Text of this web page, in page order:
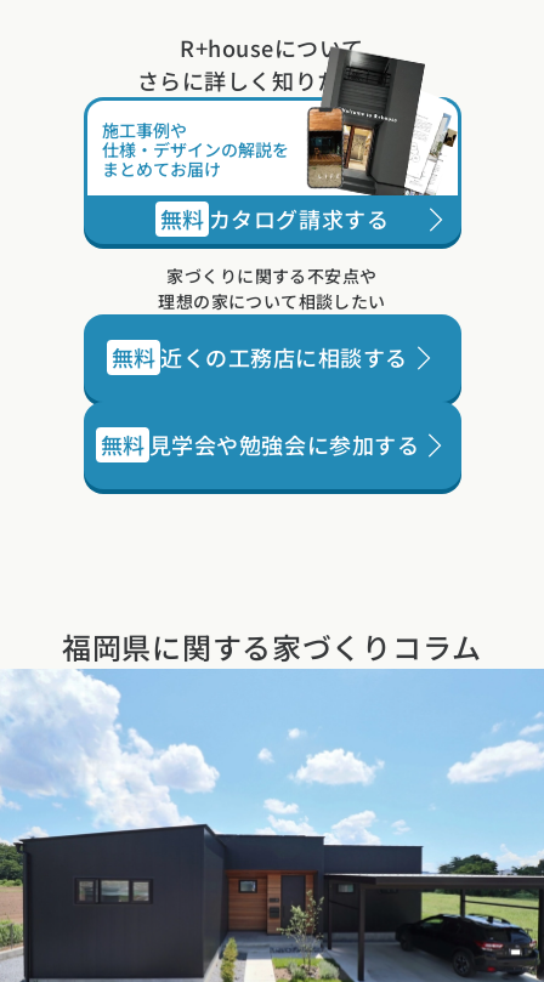
R+houseについて
さらに詳しく知りたい方は
施工事例や
仕様・デザインの解説を
まとめてお届け
無料 カタログ請求する
家づくりに関する不安点や
理想の家について相談したい
無料近くの工務店に相談する
無料 見学会や勉強会に参加する
福岡県に関する家づくりコラム